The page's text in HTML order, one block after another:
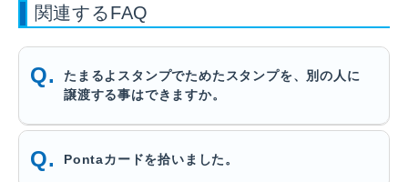
関連するFAQ
たまるよスタンプでためたスタンプを、別の人に
譲渡する事はできますか。
Pontaカードを拾いました。